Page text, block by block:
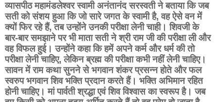
व्यासपीठ महामंडलेश्वर स्वामी अनंतानंद सरस्वती ने बताया कि जब
सती को संशय हुआ कि जो सारे जगत के स्वामी है, वह ऐसे वन में
क्यों फिर रहे हैं, तब उन्होंने उनकी परीक्षा लेनी चाही। शिवजी के
बार-बार समझाने पर भी माता सती ने श्री राम जी की परीक्षा ली और
वह विफल हुई। उन्होंने कहा कि हमें अपने कर्म और धर्म की तो
परीक्षा लेनी चाहिए, लेकिन ब्रह्म की परीक्षा कभी नहीं लेनी चाहिए।
सावन में राम कथा सुनने से भगवान शंकर प्रसन्न होते और फल
स्वरुप भगवान शिव भक्ति प्रदान करते हैं। भक्ति अभिमान रहित
होनी चाहिए। मां पार्वती श्रद्धा एवं शिव विश्वास का स्वरूप है। जब